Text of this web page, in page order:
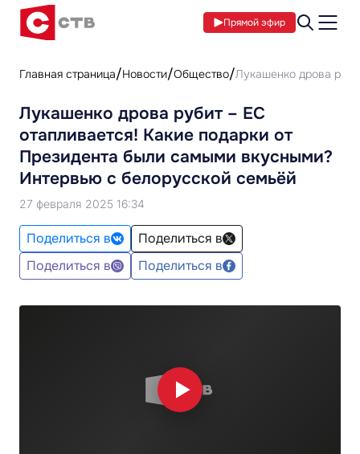
Прямой эфир
Главная страница Новости Общество Лукашенко дрова
Лукашенко дрова рубит – ЕС
отапливается! Какие подарки от
Президента были самыми вкусными?
Интервью с белорусской семьёй
27 февраля 2025 16:34
Поделиться в
Поделиться в
Поделиться в
Поделиться в